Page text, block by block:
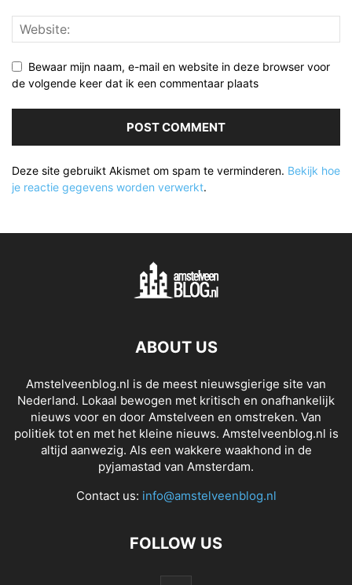
Bewaar mijn naam, e-mail en website in deze browser voor
de volgende keer dat ik een commentaar plaats
Deze site gebruikt Akismet om spam te verminderen. Bekijk hoe
je reactie gegevens worden verwerkt.
ABOUT US
Amstelveenblog.nl is de meest nieuwsgierige site van
Nederland. Lokaal bewogen met kritisch en onafhankelijk
nieuws voor en door Amstelveen en omstreken. Van
politiek tot en met het kleine nieuws. Amstelveenblog.nl is
altijd aanwezig. Als een wakkere waakhond in de
pyjamastad van Amsterdam.
Contact us: info@amstelveenblog.nl
FOLLOW US